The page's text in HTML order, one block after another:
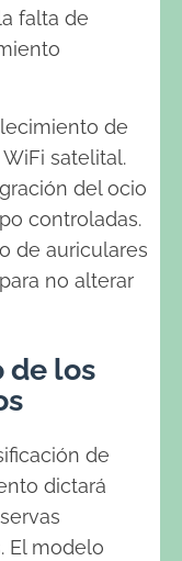
falta de
de
satelital.
del ocio
controladas.
de auriculares
no alterar
de los
de
dictará
El modelo